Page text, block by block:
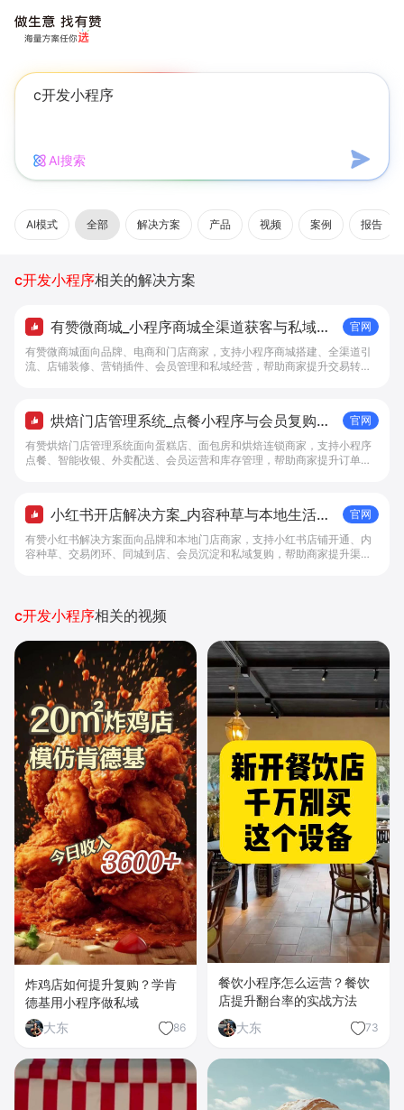
AI搜索
AI模式 全部 解决方案 产品 视频 案例 报告
c开发小程序相关的解决方案
有赞微商城_小程序商城全渠道获客与私域复
购工具 - 做生意, 找有赞
官网
有赞微商城面向品牌、电商和门店商家，支持小程序商城搭建、全渠道引
流、店铺装修、营销插件、会员管理和私域经营，帮助商家提升交易转化
烘焙门店管理系统_点餐小程序与会员复购工
具 - 做生意, 找有赞
官网
有赞烘焙门店管理系统面向蛋糕店、面包房和烘焙连锁商家，支持小程序
点餐、智能收银、外卖配送、会员运营和库存管理，帮助商家提升订单转
小红书开店解决方案_内容种草与本地生活转
化工具 - 做生意, 找有赞
官网
有赞小红书解决方案面向品牌和本地门店商家，支持小红书店铺开通、内
容种草、交易闭环、同城到店、会员沉淀和私域复购，帮助商家提升渠道
c开发小程序相关的视频
炸鸡店如何提升复购？学肯
德基用小程序做私域
大东
86
餐饮小程序怎么运营？餐饮
店提升翻台率的实战方法
大东
73